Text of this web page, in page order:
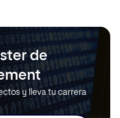
de
y lleva tu carrera